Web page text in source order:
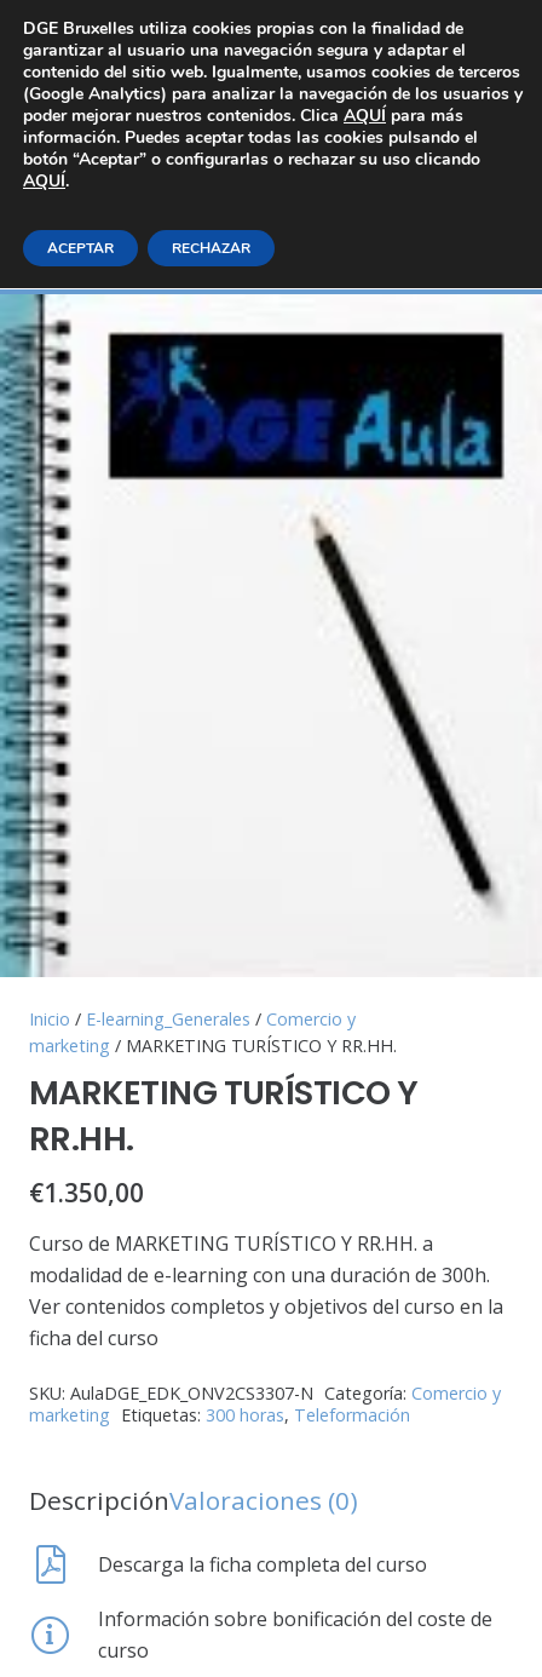
Área Privada
MARKETING TURÍSTICO Y RR.HH.
Inicio E-learning_Generales
Inicio / E-learning_Generales / Comercio y
marketing / MARKETING TURÍSTICO Y RR.HH.
MARKETING TURÍSTICO Y
RR.HH.
€1.350,00
Curso de MARKETING TURÍSTICO Y RR.HH. a
modalidad de e-learning con una duración de 300h.
Ver contenidos completos y objetivos del curso en la
ficha del curso
SKU: AulaDGE_EDK_ONV2CS3307-N Categoría: Comercio y
marketing Etiquetas: 300 horas, Teleformación
DescripciónValoraciones (0)
Descarga la ficha completa del curso
Información sobre bonificación del coste de
curso
DGE Bruxelles utiliza cookies propias con la finalidad de
garantizar al usuario una navegación segura y adaptar el
contenido del sitio web. Igualmente, usamos cookies de terceros
(Google Analytics) para analizar la navegación de los usuarios y
poder mejorar nuestros contenidos. Clica AQUÍ para más
información. Puedes aceptar todas las cookies pulsando el
botón “Aceptar” o configurarlas o rechazar su uso clicando
AQUÍ.
ACEPTAR RECHAZAR